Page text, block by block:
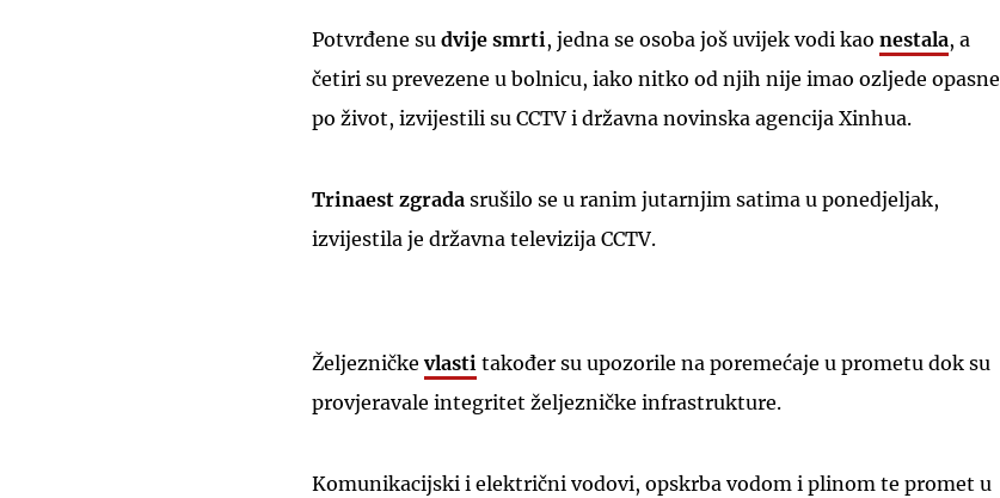
Potvrđene su dvije smrti, jedna se osoba još uvijek vodi kao nestala, a
četiri su prevezene u bolnicu, iako nitko od njih nije imao ozljede opasne
po život, izvijestili su CCTV i državna novinska agencija Xinhua.
Trinaest zgrada srušilo se u ranim jutarnjim satima u ponedjeljak,
izvijestila je državna televizija CCTV.
Željezničkevlasti također su upozorile na poremećaje u prometu dok su
provjeravale integritet željezničke infrastrukture.
Komunikacijski i električni vodovi, opskrba vodom i plinom te promet u